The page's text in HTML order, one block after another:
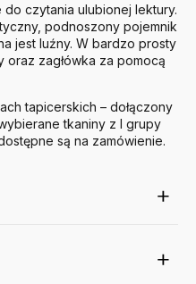
czytania ulubionej lektury.
podnoszony pojemnik
jest luźny. W bardzo prosty
zagłówka za pomocą
tapicerskich – dołączony
tkaniny z I grupy
są na zamówienie.